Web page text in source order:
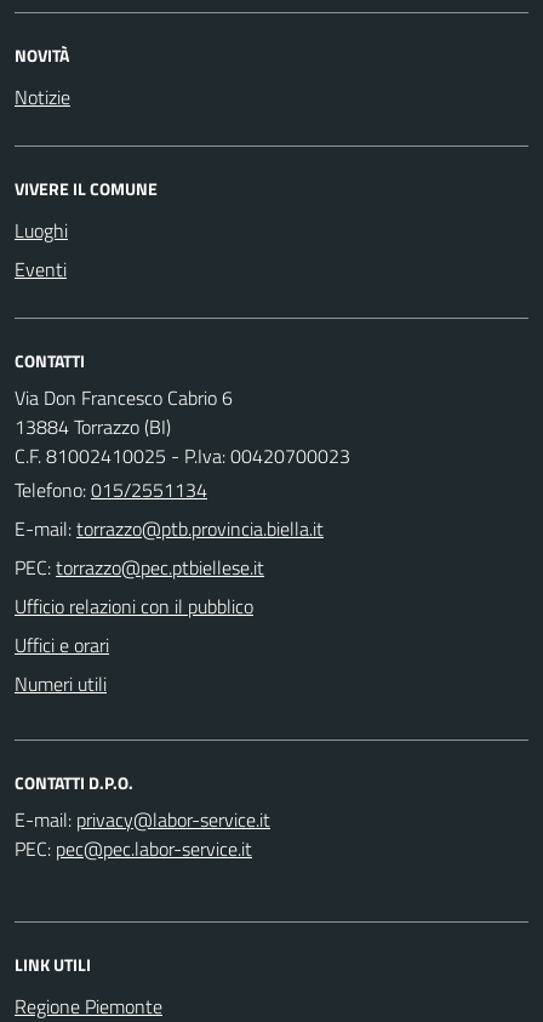
NOVITÀ
Notizie
VIVERE IL COMUNE
Luoghi
Eventi
CONTATTI
Via Don Francesco Cabrio 6
13884 Torrazzo (BI)
C.F. 81002410025 - P.Iva: 00420700023
Telefono:015/2551134
E-mail:
PEC:
Ufficio relazioni con il pubblico
Uffici e orari
Numeri utili
CONTATTI D.P.O.
E-mail:
PEC:
LINK UTILI
Regione Piemonte